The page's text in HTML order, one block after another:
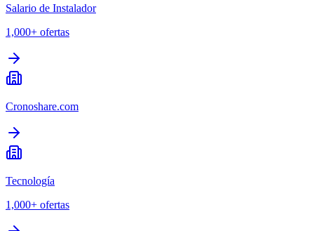
Salario de Instalador
1,000+ ofertas
Cronoshare.com
Tecnología
1,000+ ofertas